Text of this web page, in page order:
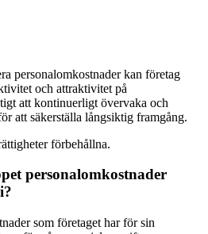
personalomkostnader kan företag
och attraktivitet på
att kontinuerligt övervaka och
att säkerställa långsiktig framgång.
förbehållna.
personalomkostnader
som företaget har för sin